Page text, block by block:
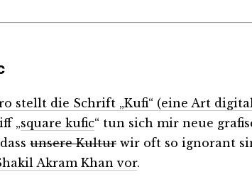
stellt die Schrift „Kufi“ (eine Art
„square kufic“ tun sich mir neue
unsere Kultur wir oft so ignorant
Akram Khan vor.